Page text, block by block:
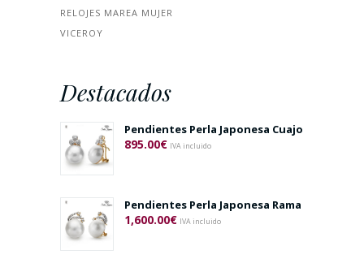
RELOJES MAREA MUJER
VICEROY
Destacados
Pendientes Perla Japonesa Cuajo
895.00€ IVA incluido
Pendientes Perla Japonesa Rama
1,600.00€ IVA incluido